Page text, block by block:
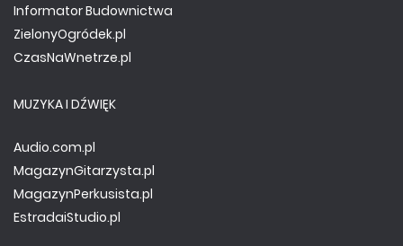
Informator Budownictwa
ZielonyOgródek.pl
CzasNaWnetrze.pl
MUZYKA I DŹWIĘK
Audio.com.pl
MagazynGitarzysta.pl
MagazynPerkusista.pl
EstradaiStudio.pl